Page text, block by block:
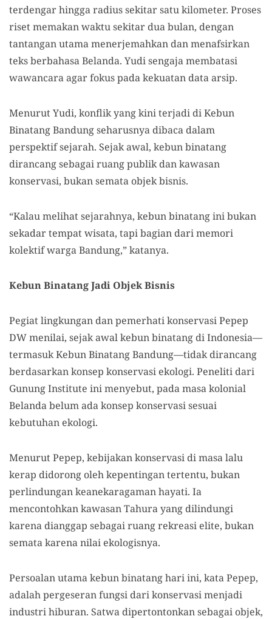
terdengar hingga radius sekitar satu kilometer. Proses
riset memakan waktu sekitar dua bulan, dengan
tantangan utama menerjemahkan dan menafsirkan
teks berbahasa Belanda. Yudi sengaja membatasi
wawancara agar fokus pada kekuatan data arsip.
Menurut Yudi, konflik yang kini terjadi di Kebun
Binatang Bandung seharusnya dibaca dalam
perspektif sejarah. Sejak awal, kebun binatang
dirancang sebagai ruang publik dan kawasan
konservasi, bukan semata objek bisnis.
“Kalau melihat sejarahnya, kebun binatang ini bukan
sekadar tempat wisata, tapi bagian dari memori
kolektif warga Bandung,” katanya.
Kebun Binatang Jadi Objek Bisnis
Pegiat lingkungan dan pemerhati konservasi Pepep
DW menilai, sejak awal kebun binatang di Indonesia—
termasuk Kebun Binatang Bandung—tidak dirancang
berdasarkan konsep konservasi ekologi. Peneliti dari
Gunung Institute ini menyebut, pada masa kolonial
Belanda belum ada konsep konservasi sesuai
kebutuhan ekologi.
Menurut Pepep, kebijakan konservasi di masa lalu
kerap didorong oleh kepentingan tertentu, bukan
perlindungan keanekaragaman hayati. Ia
mencontohkan kawasan Tahura yang dilindungi
karena dianggap sebagai ruang rekreasi elite, bukan
semata karena nilai ekologisnya.
Persoalan utama kebun binatang hari ini, kata Pepep,
adalah pergeseran fungsi dari konservasi menjadi
industri hiburan. Satwa dipertontonkan sebagai objek,